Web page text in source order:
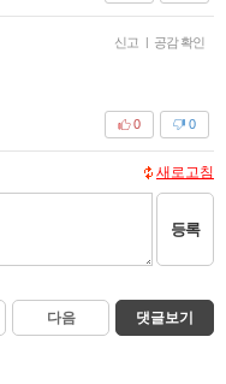
신고 | 공감 확인
0
0
새로고침
등록
다음 댓글보기